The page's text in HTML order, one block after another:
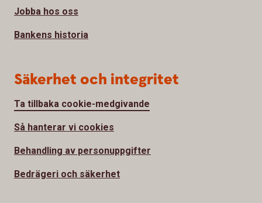
Jobba hos oss
Bankens historia
Säkerhet och integritet
Ta tillbaka cookie-medgivande
Så hanterar vi cookies
Behandling av personuppgifter
Bedrägeri och säkerhet